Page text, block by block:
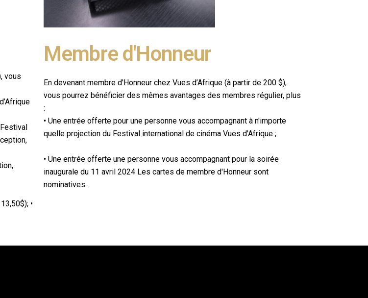
vous
•
Membre d'Honneur
En devenant membre d'Honneur chez Vues d’Afrique (à partir de 200 $),
vous pourrez bénéficier des mêmes avantages des membres régulier, plus
:
• Une entrée offerte pour une personne vous accompagnant à n'importe
quelle projection du Festival international de cinéma Vues d'Afrique ;
• Une entrée offerte une personne vous accompagnant pour la soirée
inaugurale du 11 avril 2024 Les cartes de membre d'Honneur sont
nominatives.